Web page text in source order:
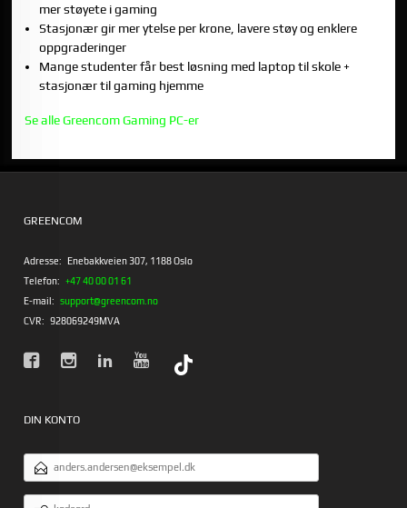
mer støyete i gaming
Stasjonær gir mer ytelse per krone, lavere støy og enklere
oppgraderinger
Mange studenter får best løsning med laptop til skole +
stasjonær til gaming hjemme
Se alle Greencom Gaming PC-er
GREENCOM
Adresse:
Enebakkveien 307, 1188 Oslo
Telefon: +47 40 00 01 61
E-mail: support@greencom.no
CVR: 928069249MVA
DIN KONTO
EMAILADRESSE
KODEORD